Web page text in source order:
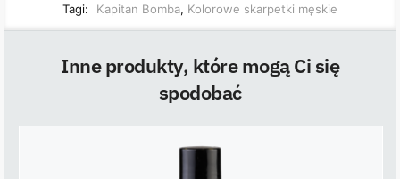
Tagi:
Kapitan Bomba, Kolorowe skarpetki męskie
Inne produkty, które mogą Ci się
spodobać